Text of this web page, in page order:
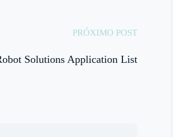
PRÓXIMO POST
Solutions Application List